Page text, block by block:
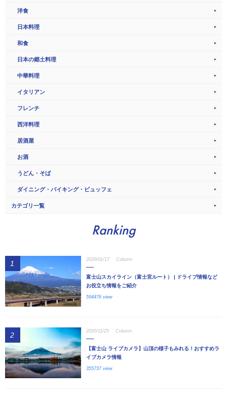
洋食
日本料理
和食
日本の郷土料理
中華料理
イタリアン
フレンチ
西洋料理
居酒屋
お酒
うどん・そば
ダイニング・バイキング・ビュッフェ
カテゴリ一覧
Ranking
1 2020/01/17 Column
富士山スカイライン（富士宮ルート） | ドライブ情報など
お役立ち情報をご紹介
594476 view
2 2020/11/25 Column
【富士山 ライブカメラ】山頂の様子もみれる！おすすめラ
イブカメラ情報
355737 view